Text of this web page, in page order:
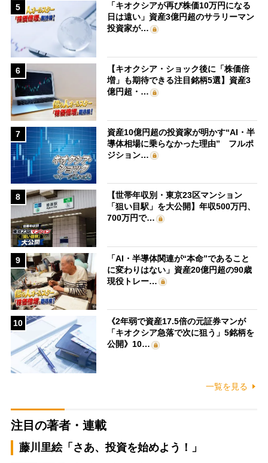
5
「キオクシアが再び株価10万円になる
日は遠い」資産3億円超のサラリーマン
投資家が…
6
【キオクシア・ショック後に「株価倍
増」も期待できる注目銘柄5選】資産3
億円超・…
7
資産10億円超の投資家が明かす“AI・半
導体相場に乗らなかった理由” フルポ
ジション…
8
【世帯年収別・東京23区マンション
「狙い目駅」を大公開】年収500万円、
700万円で…
9
「AI・半導体関連が“本命”であること
に変わりはない」資産20億円超の90歳
現役トレー…
10
《2年弱で資産17.5倍の元証券マンが
「キオクシア急落で次に狙う」5銘柄を
公開》10…
一覧を見る
注目の著者・連載
藤川里絵「さあ、投資を始めよう！」